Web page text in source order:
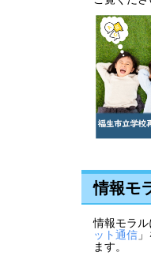
情報モ
情報モラ
ット通信
ます。